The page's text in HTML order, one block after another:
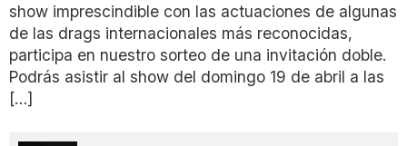
show imprescindible con las actuaciones de algunas
de las drags internacionales más reconocidas,
participa en nuestro sorteo de una invitación doble.
Podrás asistir al show del domingo 19 de abril a las
[…]